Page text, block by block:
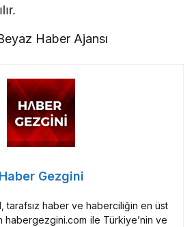
Haber Ajansı
Haber Gezgini
tarafsız haber ve haberciliğin en üst
habergezgini.com ile Türkiye’nin ve